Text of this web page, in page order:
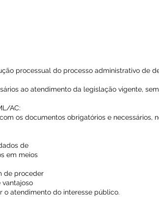
processual do processo administrativo de
ao atendimento da legislação vigente,
AC:
os documentos obrigatórios e necessários,
de
em meios
de proceder
vantajoso
o atendimento do interesse público.